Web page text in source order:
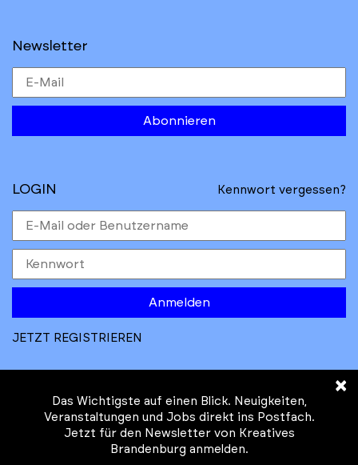
Newsletter
Abonnieren
LOGIN Kennwort vergessen?
Anmelden
JETZT REGISTRIEREN
© Kreatives Brandenburg im Auftrag des
×
Das Wichtigste auf einen Blick. Neuigkeiten,
Veranstaltungen und Jobs direkt ins Postfach.
Jetzt für den Newsletter von Kreatives
Brandenburg anmelden.